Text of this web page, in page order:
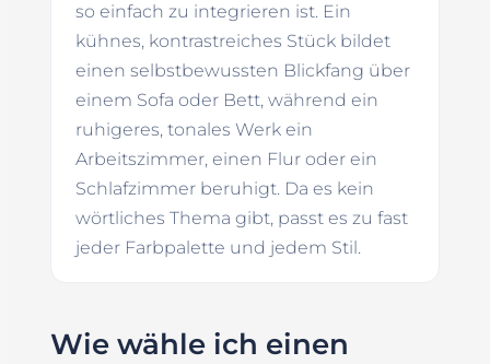
so einfach zu integrieren ist. Ein
kühnes, kontrastreiches Stück bildet
einen selbstbewussten Blickfang über
einem Sofa oder Bett, während ein
ruhigeres, tonales Werk ein
Arbeitszimmer, einen Flur oder ein
Schlafzimmer beruhigt. Da es kein
wörtliches Thema gibt, passt es zu fast
jeder Farbpalette und jedem Stil.
Wie wähle ich einen